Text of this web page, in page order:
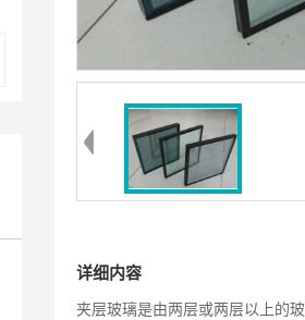
详细内容
夹层玻璃是由两层或两层以上的